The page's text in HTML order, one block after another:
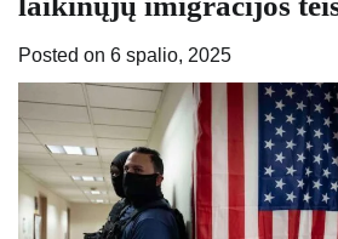
Posted on 6 spalio, 2025